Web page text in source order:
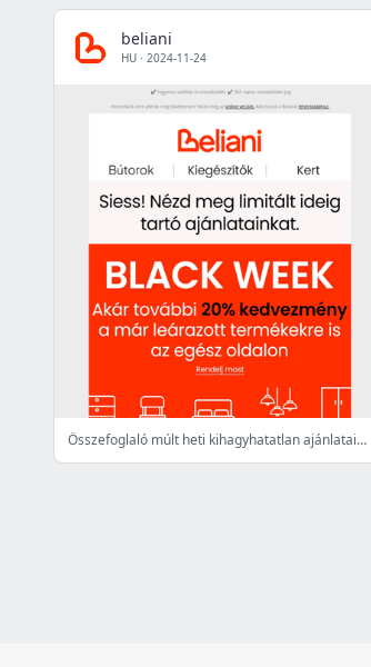
beliani
HU · 2024-11-24
Összefoglaló múlt heti kihagyhatatlan ajánlatainkról